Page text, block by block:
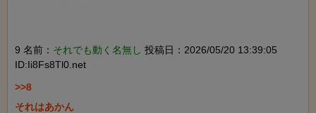
9 名前： それでも動く名無し 投稿日：2026/05/20 13:39:05
ID:Ii8Fs8Tl0.net
>>8
それはあかん